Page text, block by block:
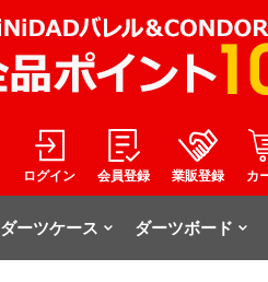
ログイン 会員登録 業販登録 カ
ダーツケース ダーツボード